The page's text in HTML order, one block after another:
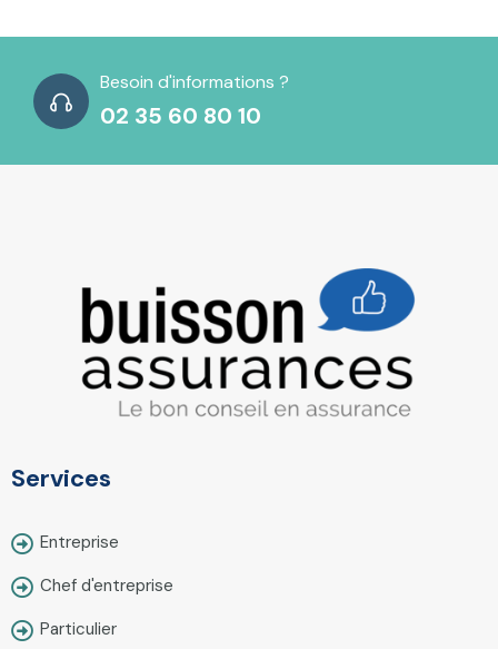
Besoin d'informations ?
02 35 60 80 10
Services
Entreprise
Chef d'entreprise
Particulier